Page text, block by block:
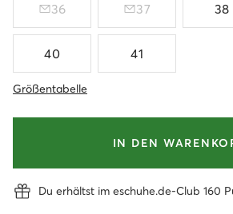
36 37 38
40 41
Größentabelle
IN DEN
Du erhältst im eschuhe.de-Club 160